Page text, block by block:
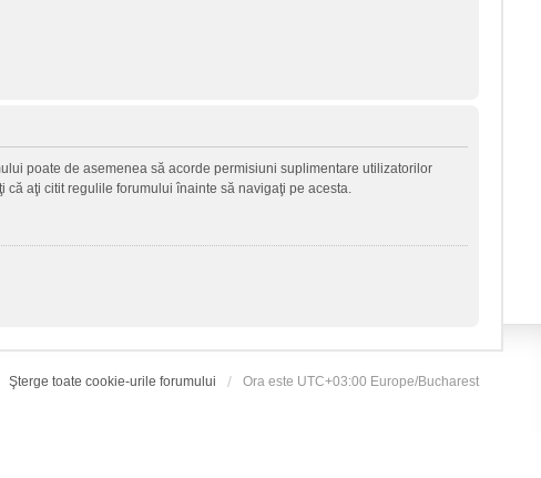
poate de asemenea să acorde permisiuni suplimentare utilizatorilor
aţi citit regulile forumului înainte să navigaţi pe acesta.
Şterge toate cookie-urile forumului Ora este UTC+03:00 Europe/Bucharest